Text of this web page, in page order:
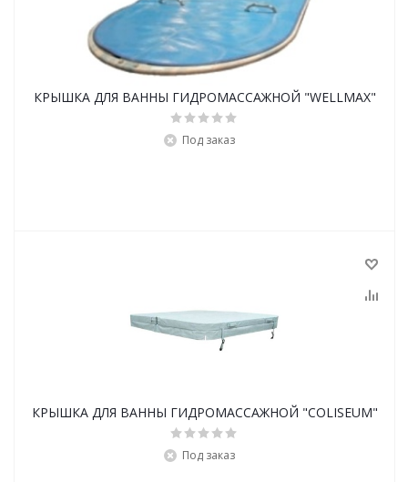
КРЫШКА ДЛЯ ВАННЫ ГИДРОМАССАЖНОЙ "WELLMAX"
Под заказ
КРЫШКА ДЛЯ ВАННЫ ГИДРОМАССАЖНОЙ "COLISEUM"
Под заказ